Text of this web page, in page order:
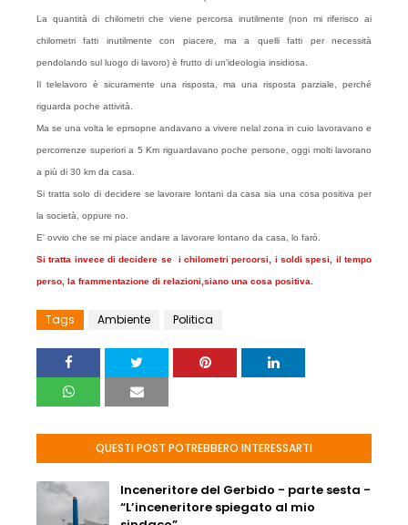
La quantità di chilometri che viene percorsa inutilmente (non mi riferisco ai
chilometri fatti inutilmente con piacere, ma a quelli fatti per necessità
pendolando sul luogo di lavoro) è frutto di un'ideologia insidiosa.
Il telelavoro è sicuramente una risposta, ma una risposta parziale, perché
riguarda poche attività.
Ma se una volta le eprsopne andavano a vivere nelal zona in cuio lavoravano e
percorrenze superiori a 5 Km riguardavano poche persone, oggi molti lavorano
a più di 30 km da casa.
Si tratta solo di decidere se lavorare lontani da casa sia una cosa positiva per
la società, oppure no.
E' ovvio che se mi piace andare a lavorare lontano da casa, lo farò.
Si tratta invece di decidere se i chilometri percorsi, i soldi spesi, il tempo
perso, la frammentazione di relazioni,siano una cosa positiva.
Tags Ambiente Politica
QUESTI POST POTREBBERO INTERESSARTI
Inceneritore del Gerbido - parte sesta -
“L’inceneritore spiegato al mio